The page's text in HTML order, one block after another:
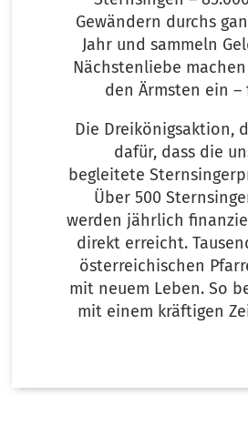
Gewändern durchs
Jahr und sammeln
Nächstenliebe
den Ärmsten ein
Die Dreikönigsaktion,
dafür, dass die
begleitete
Über 500
werden jährlich
direkt erreicht.
österreichischen
mit neuem Leben. So
mit einem kräftigen